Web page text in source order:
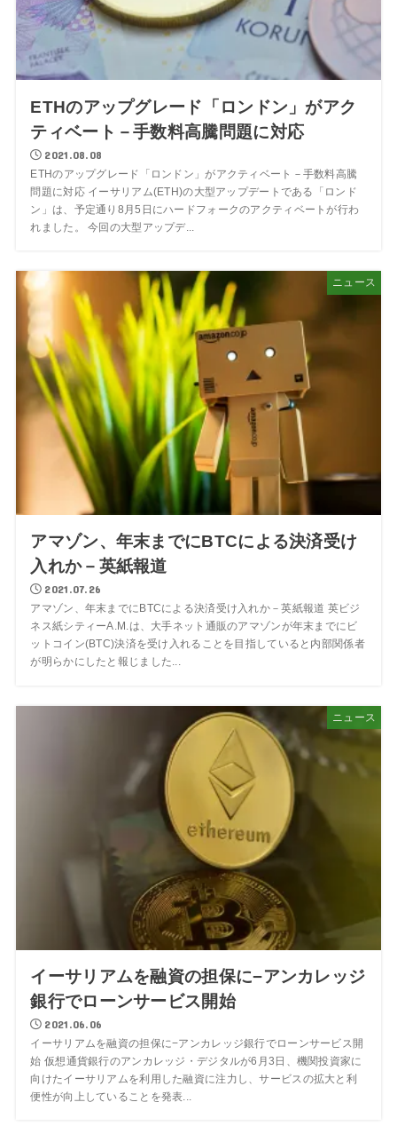
ETHのアップグレード「ロンドン」がアク
ティベート－手数料高騰問題に対応
2021.08.08
ETHのアップグレード「ロンドン」がアクティベート－手数料高騰
問題に対応 イーサリアム(ETH)の大型アップデートである「ロンド
ン」は、予定通り8月5日にハードフォークのアクティベートが行わ
れました。 今回の大型アップデ...
ニュース
アマゾン、年末までにBTCによる決済受け
入れか－英紙報道
2021.07.26
アマゾン、年末までにBTCによる決済受け入れか－英紙報道 英ビジ
ネス紙シティーA.M.は、大手ネット通販のアマゾンが年末までにビ
ットコイン(BTC)決済を受け入れることを目指していると内部関係者
が明らかにしたと報じました...
ニュース
イーサリアムを融資の担保に−アンカレッジ
銀行でローンサービス開始
2021.06.06
イーサリアムを融資の担保に−アンカレッジ銀行でローンサービス開
始 仮想通貨銀行のアンカレッジ・デジタルが6月3日、機関投資家に
向けたイーサリアムを利用した融資に注力し、サービスの拡大と利
便性が向上していることを発表...